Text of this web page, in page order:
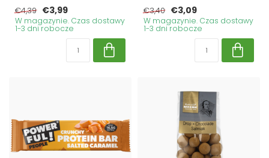
€4,39 €3,99
W magazynie. Czas dostawy
1-3 dni robocze
€3,40 €3,09
W magazynie. Czas dostawy
1-3 dni robocze